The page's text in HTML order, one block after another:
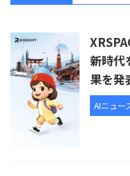
新時代
果を発
AIニュー